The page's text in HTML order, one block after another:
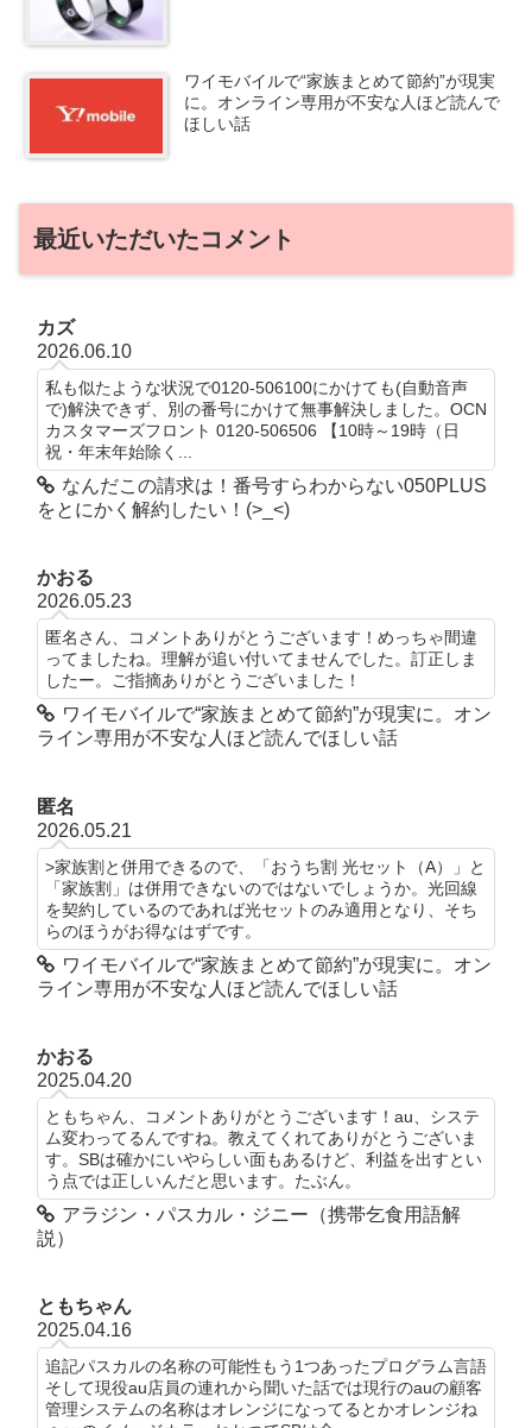
ワイモバイルで“家族まとめて節約”が現実
に。オンライン専用が不安な人ほど読んで
ほしい話
最近いただいたコメント
カズ
2026.06.10
私も似たような状況で0120-506100にかけても(自動音声
で)解決できず、別の番号にかけて無事解決しました。OCN
カスタマーズフロント 0120-506506 【10時～19時（日
祝・年末年始除く...
なんだこの請求は！番号すらわからない050PLUS
をとにかく解約したい！(>_<)
かおる
2026.05.23
匿名さん、コメントありがとうございます！めっちゃ間違
ってましたね。理解が追い付いてませんでした。訂正しま
したー。ご指摘ありがとうございました！
ワイモバイルで“家族まとめて節約”が現実に。オン
ライン専用が不安な人ほど読んでほしい話
匿名
2026.05.21
>家族割と併用できるので、「おうち割 光セット（A）」と
「家族割」は併用できないのではないでしょうか。光回線
を契約しているのであれば光セットのみ適用となり、そち
らのほうがお得なはずです。
ワイモバイルで“家族まとめて節約”が現実に。オン
ライン専用が不安な人ほど読んでほしい話
かおる
2025.04.20
ともちゃん、コメントありがとうございます！au、システ
ム変わってるんですね。教えてくれてありがとうございま
す。SBは確かにいやらしい面もあるけど、利益を出すとい
う点では正しいんだと思います。たぶん。
アラジン・パスカル・ジニー（携帯乞食用語解
説）
ともちゃん
2025.04.16
追記パスカルの名称の可能性もう1つあったプログラム言語
そして現役au店員の連れから聞いた話では現行のauの顧客
管理システムの名称はオレンジになってるとかオレンジね